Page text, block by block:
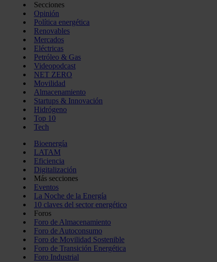
Secciones
Opinión
Política energética
Renovables
Mercados
Eléctricas
Petróleo & Gas
Videopodcast
NET ZERO
Movilidad
Almacenamiento
Startups & Innovación
Hidrógeno
Top 10
Tech
Bioenergía
LATAM
Eficiencia
Digitalización
Más secciones
Eventos
La Noche de la Energía
10 claves del sector energético
Foros
Foro de Almacenamiento
Foro de Autoconsumo
Foro de Movilidad Sostenible
Foro de Transición Energética
Foro Industrial